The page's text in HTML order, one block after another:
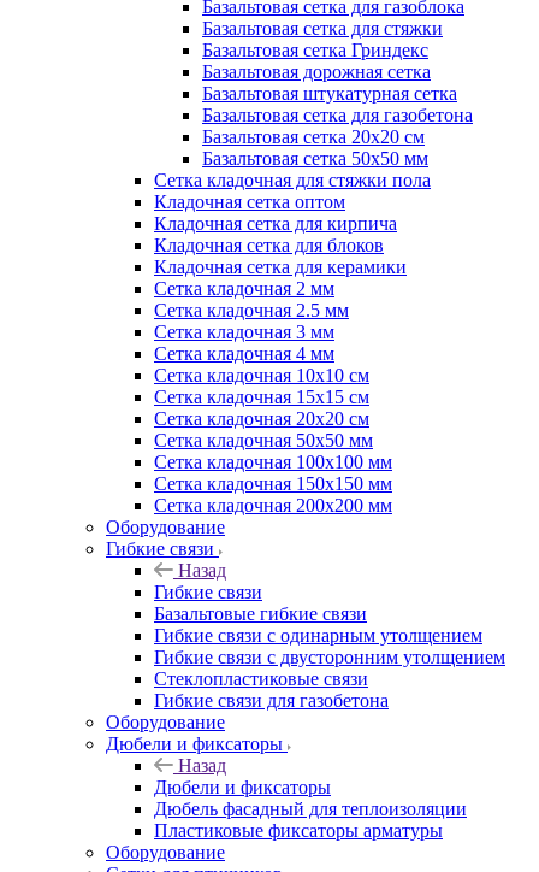
Базальтовая сетка для газоблока
Базальтовая сетка для стяжки
Базальтовая сетка Гриндекс
Базальтовая дорожная сетка
Базальтовая штукатурная сетка
Базальтовая сетка для газобетона
Базальтовая сетка 20x20 см
Базальтовая сетка 50x50 мм
Сетка кладочная для стяжки пола
Кладочная сетка оптом
Кладочная сетка для кирпича
Кладочная сетка для блоков
Кладочная сетка для керамики
Сетка кладочная 2 мм
Сетка кладочная 2.5 мм
Сетка кладочная 3 мм
Сетка кладочная 4 мм
Сетка кладочная 10x10 см
Сетка кладочная 15x15 см
Сетка кладочная 20x20 см
Сетка кладочная 50x50 мм
Сетка кладочная 100x100 мм
Сетка кладочная 150x150 мм
Сетка кладочная 200x200 мм
Оборудование
Гибкие связи
Назад
Гибкие связи
Базальтовые гибкие связи
Гибкие связи с одинарным утолщением
Гибкие связи с двусторонним утолщением
Стеклопластиковые связи
Гибкие связи для газобетона
Оборудование
Дюбели и фиксаторы
Назад
Дюбели и фиксаторы
Дюбель фасадный для теплоизоляции
Пластиковые фиксаторы арматуры
Оборудование